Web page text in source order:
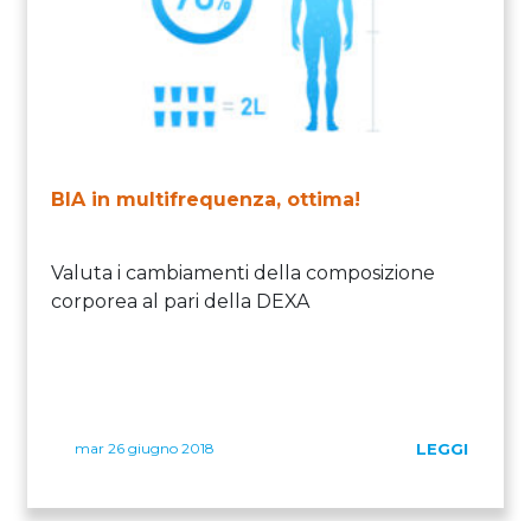
BIA in multifrequenza, ottima!
Valuta i cambiamenti della composizione
corporea al pari della DEXA
mar 26 giugno 2018 LEGGI